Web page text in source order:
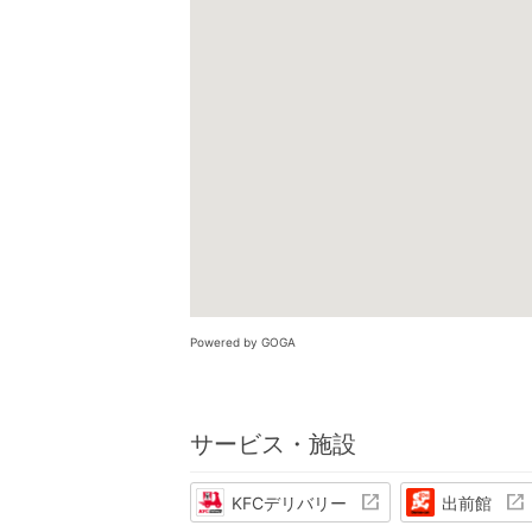
Powered by GOGA
サービス・施設
KFCデリバリー 出前館